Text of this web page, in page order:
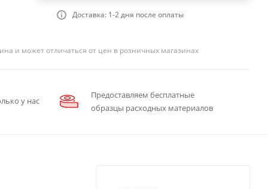
Доставка: 1-2 дня после оплаты
и может отличаться от цен в розничных магазинах
у нас
Предоставляем бесплатные
образцы расходных материалов